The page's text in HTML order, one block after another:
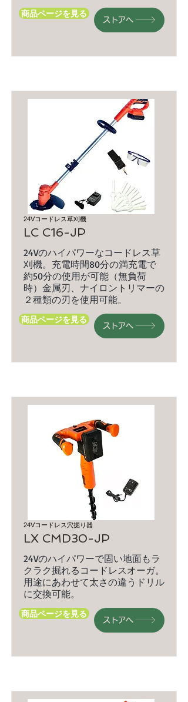
商品ページを見る
ストアへ
24Vコードレス草刈機
LC C16-JP
24Vのハイパワーなコードレス草
刈機。充電時間80分の満充電で
約50分の使用が可能（無負荷
時）金属刃、ナイロントリマーの
２種類の刃を使用可能。
商品ページを見る
ストアへ
24Vコードレス穴掘り器
LX CMD30-JP
24Vのハイパワーで固い地面もラ
クラク掘れるコードレスオーガ。
用途にあわせて太さの違うドリル
に交換可能。
商品ページを見る
ストアへ